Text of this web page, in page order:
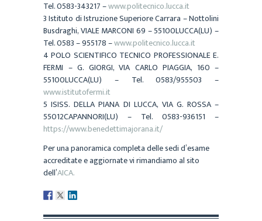
Tel. 0583-343217 –www.politecnico.lucca.it
3 Istituto di Istruzione Superiore Carrara – Nottolini
Busdraghi, VIALE MARCONI 69 – 55100LUCCA(LU) –
Tel. 0583 – 955178 –www.politecnico.lucca.it
4 POLO SCIENTIFICO TECNICO PROFESSIONALE E.
FERMI – G. GIORGI, VIA CARLO PIAGGIA, 160 –
55100LUCCA(LU) – Tel. 0583/955503 –
www.istitutofermi.it
5 ISISS. DELLA PIANA DI LUCCA, VIA G. ROSSA –
55012CAPANNORI(LU) – Tel. 0583-936151 –
https://www.benedettimajorana.it/
Per una panoramica completa delle sedi d’esame
accreditate e aggiornate vi rimandiamo al sito
dell’AICA.